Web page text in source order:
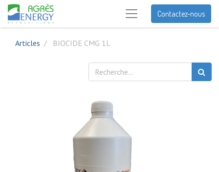
Contactez-nous
Articles BIOCIDE CMG 1L